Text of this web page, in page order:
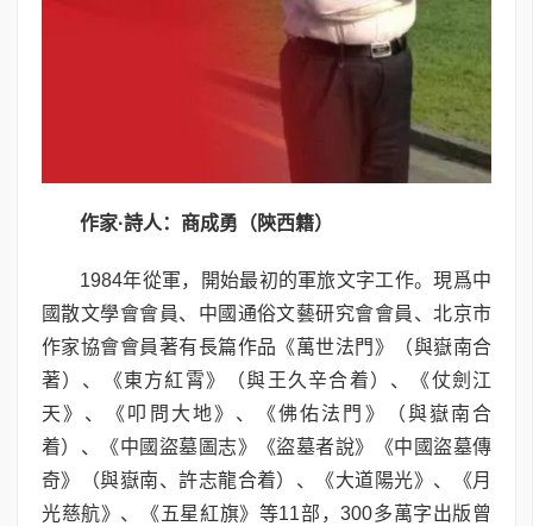
作家·詩人：商成勇（陝西籍）
1984年從軍，開始最初的軍旅文字工作。現爲中
國散文學會會員、中國通俗文藝研究會會員、北京市
作家協會會員著有長篇作品《萬世法門》（與嶽南合
著）、《東方紅霄》（與王久辛合着）、《仗劍江
天》、《叩問大地》、《佛佑法門》（與嶽南合
着）、《中國盜墓圖志》《盜墓者說》《中國盜墓傳
奇》（與嶽南、許志龍合着）、《大道陽光》、《月
光慈航》、《五星紅旗》等11部，300多萬字出版曾